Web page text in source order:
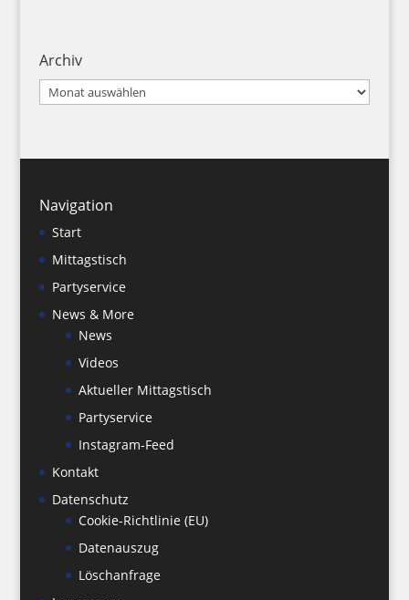
Archiv
Archiv
Navigation
Start
Mittagstisch
Partyservice
News & More
News
Videos
Aktueller Mittagstisch
Partyservice
Instagram-Feed
Kontakt
Datenschutz
Cookie-Richtlinie (EU)
Datenauszug
Löschanfrage